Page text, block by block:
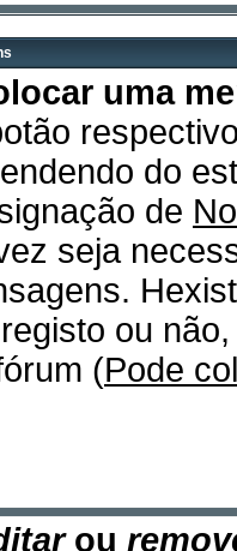
uma
do
de
seja
ou
(Pode
ou